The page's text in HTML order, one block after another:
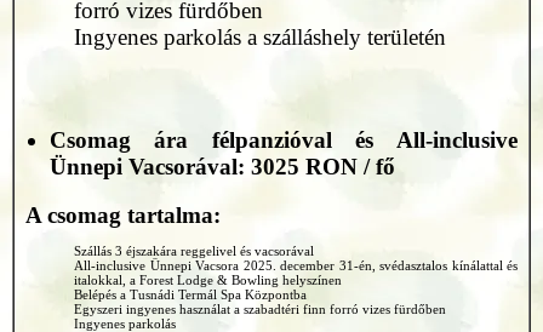
forró vizes fürdőben
Ingyenes parkolás a szálláshely területén
Csomag ára félpanzióval és All-inclusive
Ünnepi Vacsorával: 3025 RON / fő
A csomag tartalma:
Szállás 3 éjszakára reggelivel és vacsorával
All-inclusive Ünnepi Vacsora 2025. december 31-én, svédasztalos kínálattal és
italokkal, a Forest Lodge & Bowling helyszínen
Belépés a Tusnádi Termál Spa Központba
Egyszeri ingyenes használat a szabadtéri finn forró vizes fürdőben
Ingyenes parkolás